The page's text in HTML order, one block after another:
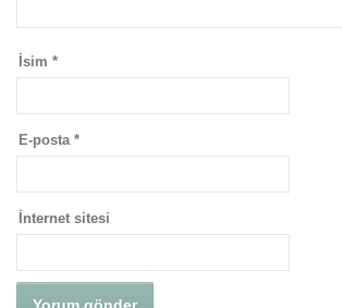
İsim *
E-posta *
İnternet sitesi